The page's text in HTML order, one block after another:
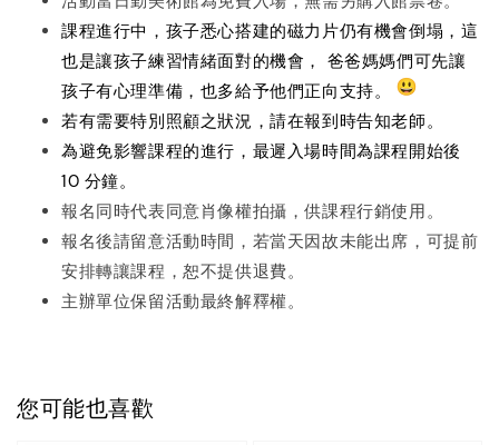
課程進行中，孩子悉心搭建的磁力片仍有機會倒塌，這
也是讓孩子練習情緒面對的機會， 爸爸媽媽們可先讓
孩子有心理準備，也多給予他們正向支持。
若有需要特別照顧之狀況，請在報到時告知老師。
為避免影響課程的進行，最遲入場時間為課程開始後
10 分鐘。
報名同時代表同意肖像權拍攝，供課程行銷使用。
報名後請留意活動時間，若當天因故未能出席，可提前
安排轉讓課程，恕不提供退費。
主辦單位保留活動最終解釋權。
您可能也喜歡